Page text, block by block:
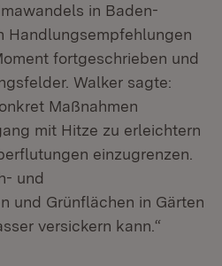
in Baden-
Handlungsempfehlungen
fortgeschrieben und
Walker sagte:
Maßnahmen
mit Hitze zu erleichtern
einzugrenzen.
und
und Grünflächen in Gärten
versickern kann.“